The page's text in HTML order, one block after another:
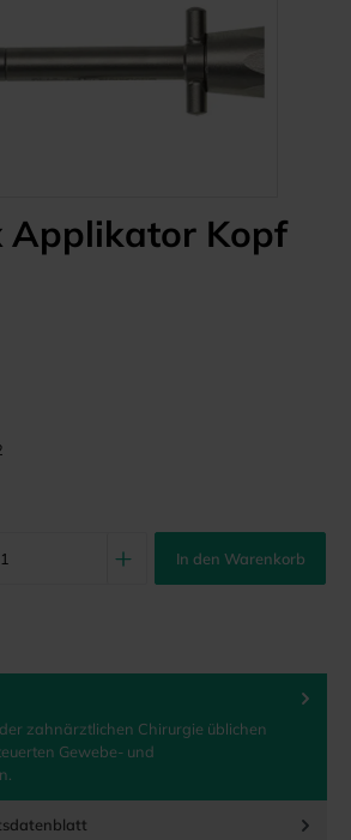
Applikator Kopf
In den Warenkorb
zahnärztlichen Chirurgie üblichen
Gewebe- und